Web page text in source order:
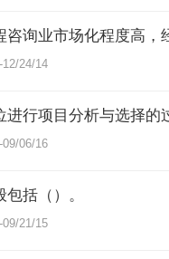
24/14
06/16
括（）。
21/15